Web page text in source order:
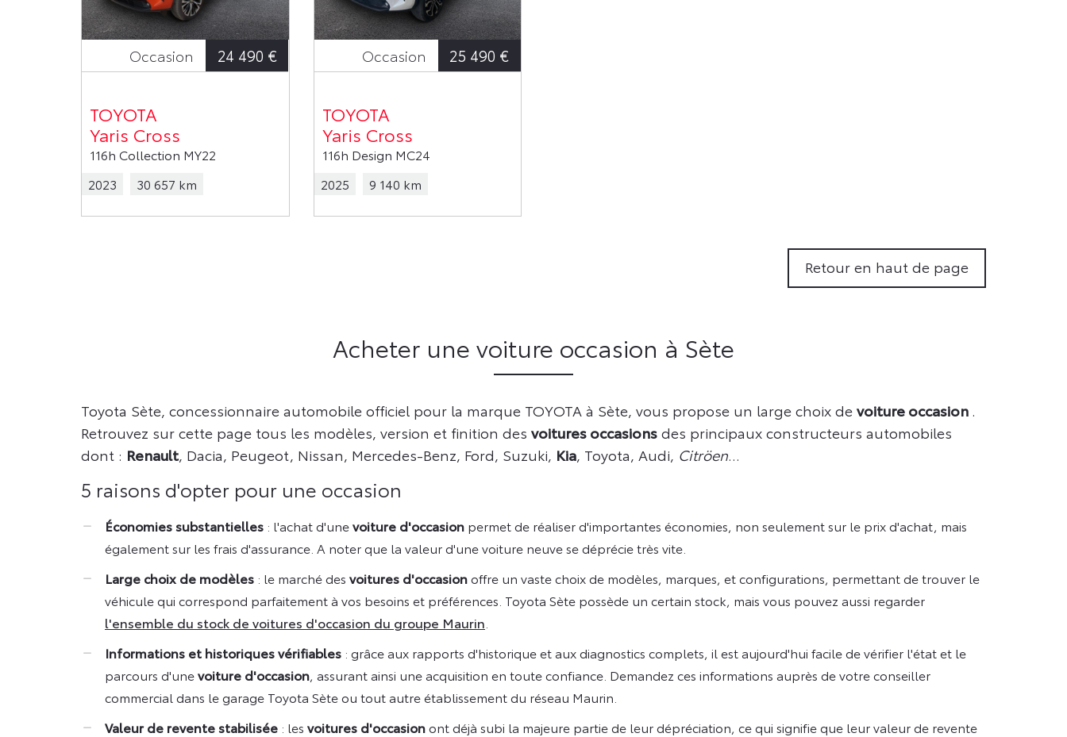
Occasion 24 490 €
TOYOTA
Yaris Cross
116h Collection MY22
2023
30 657 km
Occasion 25 490 €
TOYOTA
Yaris Cross
116h Design MC24
2025
9 140 km
Retour en haut de page
Acheter une voiture occasion à Sète
Toyota Sète, concessionnaire automobile officiel pour la marque TOYOTA à Sète, vous propose un large choix devoiture occasion .
Retrouvez sur cette page tous les modèles, version et finition des voitures occasionsdes principaux constructeurs automobiles
dont : Renault, Dacia, Peugeot, Nissan, Mercedes-Benz, Ford, Suzuki, Kia, Toyota, Audi, Citröen...
5 raisons d'opter pour une occasion
Économies substantielles : l'achat d'unevoiture d'occasion permet de réaliser d'importantes économies, non seulement sur le prix d'achat, mais
également sur les frais d'assurance. A noter que la valeur d'une voiture neuve se déprécie très vite.
Large choix de modèles : le marché des voitures d'occasionoffre un vaste choix de modèles, marques, et configurations, permettant de trouver le
véhicule qui correspond parfaitement à vos besoins et préférences. Toyota Sète possède un certain stock, mais vous pouvez aussi regarder
l'ensemble du stock de voitures d'occasion du groupe Maurin
Informations et historiques vérifiables : grâce aux rapports d'historique et aux diagnostics complets, il est aujourd'hui facile de vérifier l'état et le
parcours d'unevoiture d'occasion, assurant ainsi une acquisition en toute confiance. Demandez ces informations auprès de votre conseiller
commercial dans le garage Toyota Sète ou tout autre établissement du réseau Maurin.
Valeur de revente stabilisée : les voitures d'occasionont déjà subi la majeure partie de leur dépréciation, ce qui signifie que leur valeur de revente